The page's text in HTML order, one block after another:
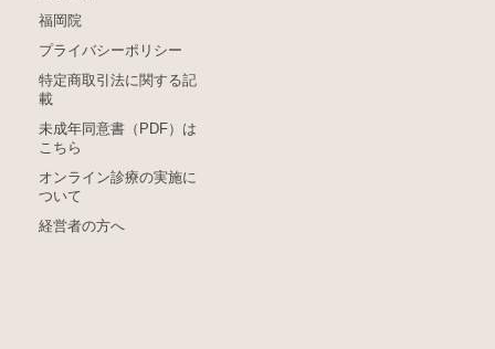
福岡院
プライバシーポリシー
特定商取引法に関する記
載
未成年同意書（PDF）は
こちら
オンライン診療の実施に
ついて
経営者の方へ